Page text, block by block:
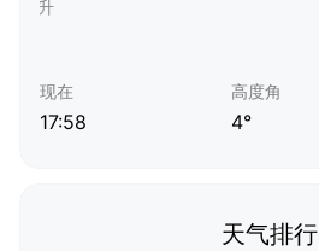
现在
17:58
高度角
4°
天气排行